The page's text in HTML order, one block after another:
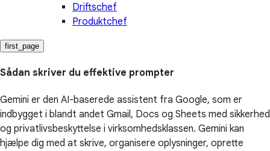
Driftschef
Produktchef
first_page
Sådan skriver du effektive prompter
Gemini er den AI-baserede assistent fra Google, som er
indbygget i blandt andet Gmail, Docs og Sheets med sikkerhed
og privatlivsbeskyttelse i virksomhedsklassen. Gemini kan
hjælpe dig med at skrive, organisere oplysninger, oprette